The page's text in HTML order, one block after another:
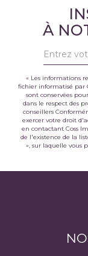
À
« Les informations
fichier informatisé par
sont conservées
dans le respect des
conseillers
exercer votre droit
en contactant Coss
de l'existence de la
», sur laquelle vous